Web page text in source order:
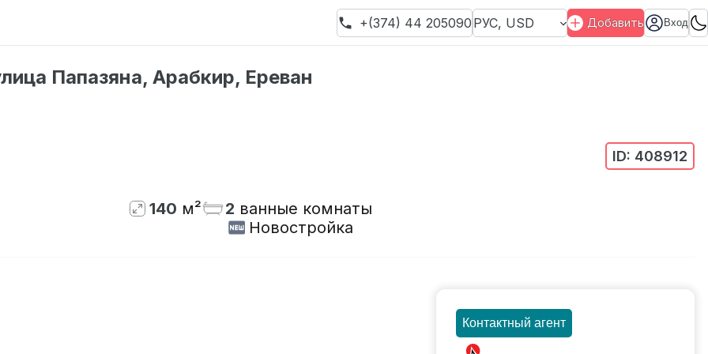
+(374) 44 205090 РУС, USD Добавить Вход
Папазяна, Арабкир, Ереван
ID: 408912
140 м² 2 ванные комнаты
Новостройка
Контактный агент